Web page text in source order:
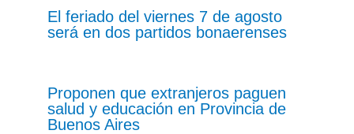
El feriado del viernes 7 de agosto
será en dos partidos bonaerenses
Proponen que extranjeros paguen
salud y educación en Provincia de
Buenos Aires